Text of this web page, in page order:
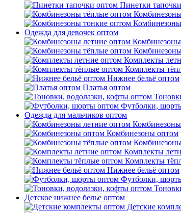
Пинетки
Одежда для девочек оптом
Комплекты
Комплекты
Нижнее бельё оптом
Платья оптом
Футболки,
Одежда для мальчиков оптом
Комбинезоны оптом
Комплекты
Комплекты
Нижнее бельё оптом
Футболки,
Детское нижнее белье оптом
Детские